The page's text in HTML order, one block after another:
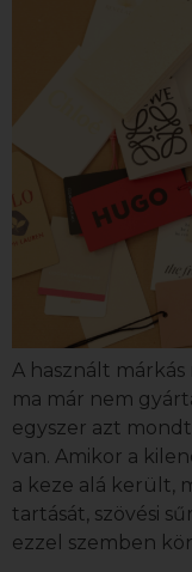
A használt márkás
ma már nem
egyszer azt
van. Amikor a
a keze alá került,
tartását, szövési
ezzel szemben